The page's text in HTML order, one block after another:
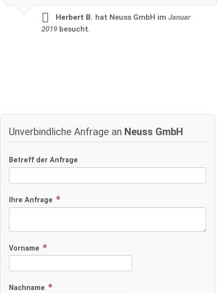
Herbert B. hat Neuss GmbH im Januar
2019 besucht.
Unverbindliche Anfrage an Neuss GmbH
Betreff der Anfrage
Ihre Anfrage
Vorname
Nachname